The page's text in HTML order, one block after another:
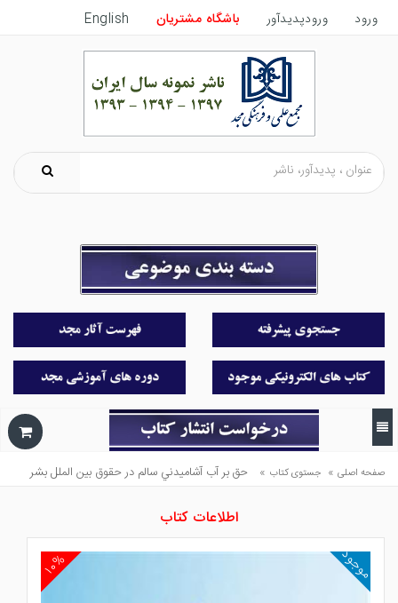
ورود ورودپدیدآور باشگاه مشتریان English
صفحه اصلی » جستوی کتاب » حق بر آب آشاميدني سالم در حقوق بين الملل بشر
اطلاعات کتاب
۱۰% موجود